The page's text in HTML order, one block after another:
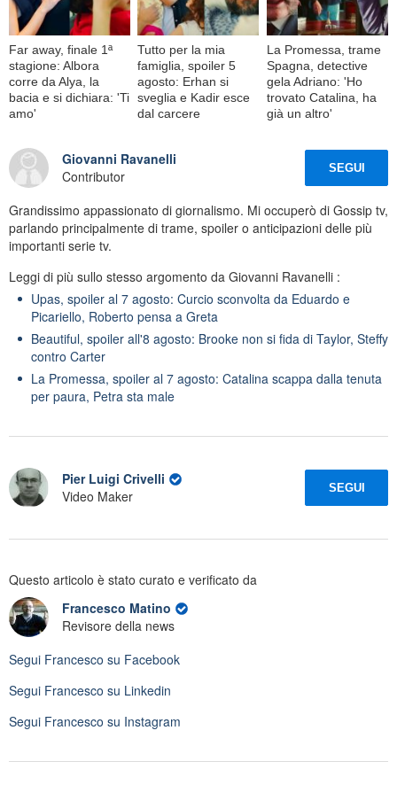
Far away, finale 1ª
stagione: Albora
corre da Alya, la
bacia e si dichiara: 'Ti
amo'
Tutto per la mia
famiglia, spoiler 5
agosto: Erhan si
sveglia e Kadir esce
dal carcere
La Promessa, trame
Spagna, detective
gela Adriano: 'Ho
trovato Catalina, ha
già un altro'
Giovanni Ravanelli
Contributor
SEGUI
Grandissimo appassionato di giornalismo. Mi occuperò di Gossip tv,
parlando principalmente di trame, spoiler o anticipazioni delle più
importanti serie tv.
Leggi di più sullo stesso argomento da Giovanni Ravanelli :
Upas, spoiler al 7 agosto: Curcio sconvolta da Eduardo e
Picariello, Roberto pensa a Greta
Beautiful, spoiler all'8 agosto: Brooke non si fida di Taylor, Steffy
contro Carter
La Promessa, spoiler al 7 agosto: Catalina scappa dalla tenuta
per paura, Petra sta male
Pier Luigi Crivelli
Video Maker
SEGUI
Questo articolo è stato curato e verificato da
Francesco Matino
Revisore della news
Segui Francesco su Facebook
Segui Francesco su Linkedin
Segui Francesco su Instagram